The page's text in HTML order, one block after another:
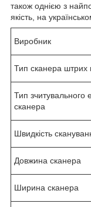
також однією з
якість, на
Виробник
Тип сканера штрих
Тип зчитувального
сканера
Швидкість
Довжина сканера
Ширина сканера